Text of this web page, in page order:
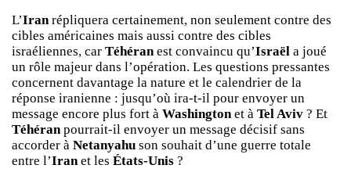
L’Iranrépliquera certainement, non seulement contre des
cibles américaines mais aussi contre des cibles
israéliennes, car Téhéranest convaincu qu’Israël a joué
un rôle majeur dans l’opération. Les questions pressantes
concernent davantage la nature et le calendrier de la
réponse iranienne : jusqu’où ira-t-il pour envoyer un
message encore plus fort à Washingtonet à Tel Aviv ? Et
Téhéranpourrait-il envoyer un message décisif sans
accorder à Netanyahu son souhait d’une guerre totale
entre l’Iranet les États-Unis ?